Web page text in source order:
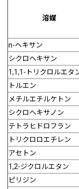
溶媒
n-ヘキサン
シクロヘキサン
1,1,1-トリクロルエタ
トルエン
メチルエチルケトン
シクロヘキサノン
テトラヒドロフラン
トリクロロエチレン
アセトン
1,2-ジクロルエタン
ピリジン